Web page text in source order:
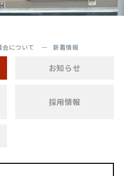
について 新着情報
お知らせ
採用情報